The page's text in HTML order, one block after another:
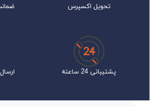
تحویل اکسپرس
پشتیبانی 24 ساعته